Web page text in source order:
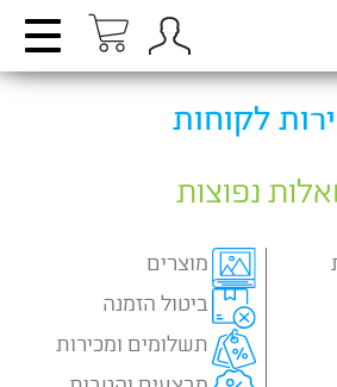
לקוחות
נפוצות
מוצרים
ביטול הזמנה
תשלומים ומכירות